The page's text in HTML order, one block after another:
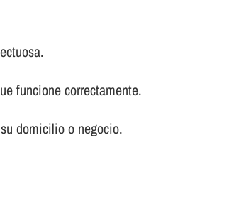
funcione correctamente.
domicilio o negocio.